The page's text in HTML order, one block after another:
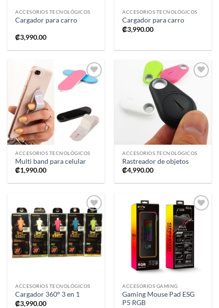
ACCESORIOS TECNOLÓGICOS
Cargador para carro
₡3,990.00
ACCESORIOS TECNOLÓGICOS
Cargador para carro
₡3,990.00
Añadir
ACCESORIOS TECNOLÓGICOS
Multi band para celular
₡1,990.00
lista de
deseos
ACCESORIOS TECNOLÓGICOS
Rastreador de objetos
₡4,990.00
Añadir
a la
lista de
deseos
ACCESORIOS TECNOLÓGICOS
Cargador 360° 3 en 1
₡3,990.00
Añadir
lista de
deseos
ACCESORIOS GAMING
Gaming Mouse Pad ESG
P5 RGB